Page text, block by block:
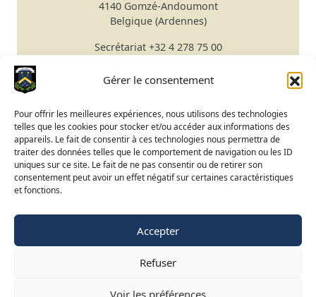
Gérer le consentement
Pour offrir les meilleures expériences, nous utilisons des technologies
telles que les cookies pour stocker et/ou accéder aux informations des
appareils. Le fait de consentir à ces technologies nous permettra de
traiter des données telles que le comportement de navigation ou les ID
uniques sur ce site. Le fait de ne pas consentir ou de retirer son
consentement peut avoir un effet négatif sur certaines caractéristiques
et fonctions.
Accepter
Refuser
Voir les préférences
4140 Gomzé-Andoumont
Belgique (Ardennes)
Secrétariat+32 4 278 75 00
Bar/Restaurant+32 4 278 75 03
Réserver un green fee
Apprendre le golf
Calendrier du Club
Ouverture du terrain
NL
2015-2025 Golf de Liège-Gomzé
Mentions légales